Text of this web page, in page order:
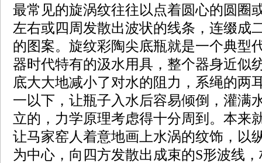
最常见的旋涡纹往往以点着圆心的圆圈
左右或四周发散出波状的线条，连缀成
的图案。旋纹彩陶尖底瓶就是一个典型
器时代特有的汲水用具，整个器身近似
底大大地减小了对水的阻力，系绳的两
一以下，让瓶子入水后容易倾倒，灌满
立的，力学原理考虑得十分周到。本来
让马家窑人着意地画上水涡的纹饰，以
为中心，向四方发散出成束的S形波线